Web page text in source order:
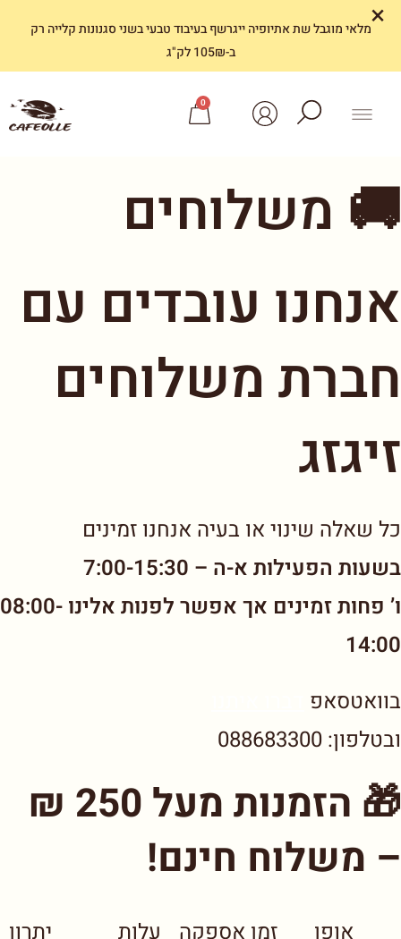
מלאי מוגבל שת אתיופיה ייגרשף בעיבוד טבעי בשני סגנונות קלייה רק
ב-105₪ לק"ג
×
0
🚚 משלוחים
אנחנו עובדים עם
חברת משלוחים
זיגזג
כל שאלה שינוי או בעיה אנחנו זמינים
בשעות הפעילות א-ה – 7:00-15:30
ו’ פחות זמינים אך אפשר לפנות אלינו 08:00-
14:00
בוואטסאפ
ובטלפון: 088683300
🎁 הזמנות מעל 250 ₪
– משלוח חינם!
אופן
זמן אספקה עלות
יתרון